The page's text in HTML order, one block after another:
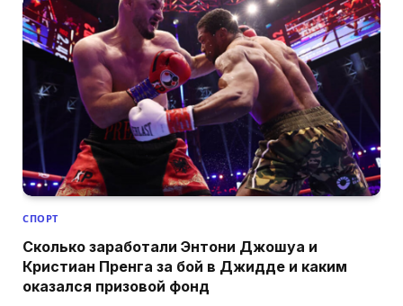
СПОРТ
Сколько заработали Энтони Джошуа и
Кристиан Пренга за бой в Джидде и каким
оказался призовой фонд